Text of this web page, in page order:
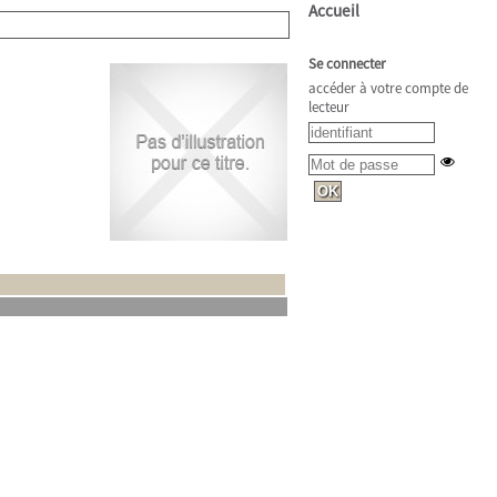
Accueil
Se connecter
accéder à votre compte de
lecteur